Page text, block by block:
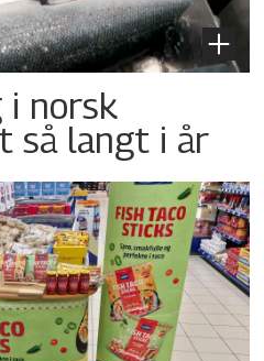
i norsk
så langt i år